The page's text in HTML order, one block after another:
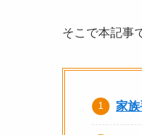
そこで本記事
家